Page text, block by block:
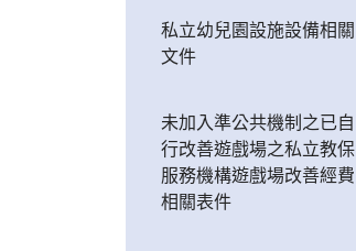
私立幼兒園設施設備相關
文件
未加入準公共機制之已自
行改善遊戲場之私立教保
服務機構遊戲場改善經費
相關表件